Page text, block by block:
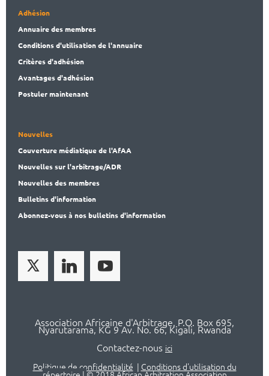
Adhésion
Annuaire des membres
Conditions d'utilisation de l'annuaire
Critères d'adhésion
Avantages d'adhésion
Postuler maintenant
Nouvelles
Couverture médiatique de l'AfAA
Nouvelles sur l'arbitrage/ADR
Nouvelles des membres
Bulletins d'information
Abonnez-vous à nos bulletins d'information
Association Africaine d'Arbitrage, P.O. Box 695,
Nyarutarama, KG 9 Av. No. 66, Kigali, Rwanda
Contactez-nous ici
Politique de confidentialité | Conditions d'utilisation du